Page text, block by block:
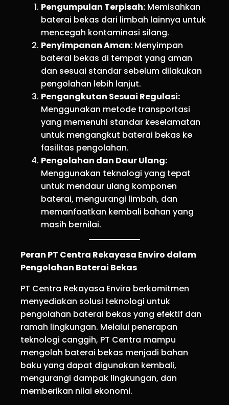
Pengumpulan Terpisah: Memisahkan
baterai bekas dari limbah lainnya untuk
mencegah kontaminasi silang.
Penyimpanan Aman: Menyimpan
baterai bekas di tempat yang aman
dan sesuai standar sebelum dilakukan
pengolahan lebih lanjut.
Pengangkutan Sesuai Regulasi:
Menggunakan metode transportasi
yang memenuhi standar keselamatan
untuk mengangkut baterai bekas ke
fasilitas pengolahan.
Pengolahan dan Daur Ulang:
Menggunakan teknologi yang tepat
untuk mendaur ulang komponen
baterai, mengurangi limbah, dan
memanfaatkan kembali bahan yang
masih bernilai.
Peran PT Centra Rekayasa Enviro dalam
Pengolahan Baterai Bekas
PT Centra Rekayasa Enviro berkomitmen
menyediakan solusi teknologi untuk
pengolahan baterai bekas yang efektif dan
ramah lingkungan. Melalui penerapan
teknologi canggih, PT Centra mampu
mengolah baterai bekas menjadi bahan
baku yang dapat digunakan kembali,
mengurangi dampak lingkungan, dan
memberikan nilai ekonomi.